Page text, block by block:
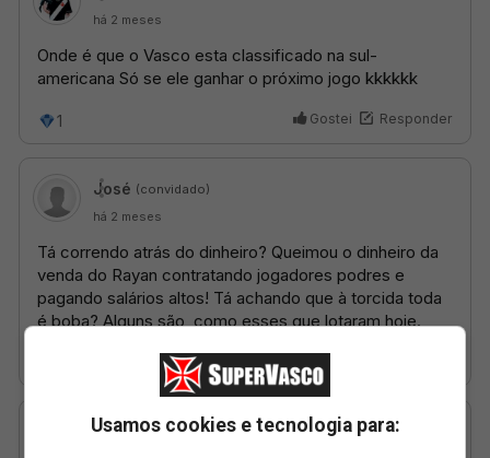
Usamos cookies e tecnologia para: